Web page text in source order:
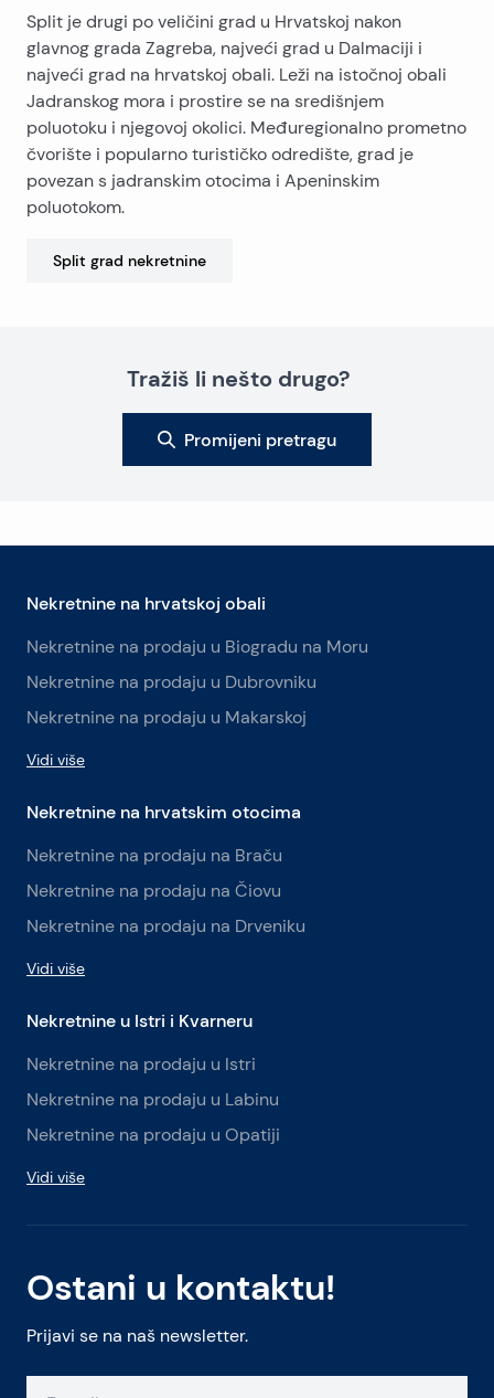
Split je drugi po veličini grad u Hrvatskoj nakon
glavnog grada Zagreba, najveći grad u Dalmaciji i
najveći grad na hrvatskoj obali. Leži na istočnoj obali
Jadranskog mora i prostire se na središnjem
poluotoku i njegovoj okolici. Međuregionalno prometno
čvorište i popularno turističko odredište, grad je
povezan s jadranskim otocima i Apeninskim
poluotokom.
Split grad nekretnine
Tražiš li nešto drugo?
Promijeni pretragu
Ostani u kontaktu!
Prijavi se na naš newsletter.
Nekretnine na hrvatskoj obali
Nekretnine na prodaju u Biogradu na Moru
Nekretnine na prodaju u Dubrovniku
Nekretnine na prodaju u Makarskoj
Vidi više
Nekretnine na hrvatskim otocima
Nekretnine na prodaju na Braču
Nekretnine na prodaju na Čiovu
Nekretnine na prodaju na Drveniku
Vidi više
Nekretnine u Istri i Kvarneru
Nekretnine na prodaju u Istri
Nekretnine na prodaju u Labinu
Nekretnine na prodaju u Opatiji
Vidi više